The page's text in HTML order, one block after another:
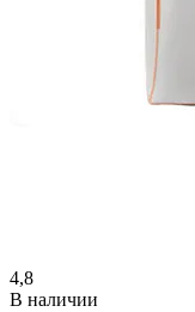
4,8
В наличии